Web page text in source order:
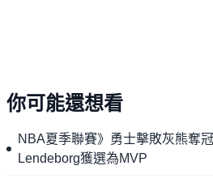
你可能還想看
NBA夏季聯賽》勇士擊敗灰熊奪
Lendeborg獲選為MVP